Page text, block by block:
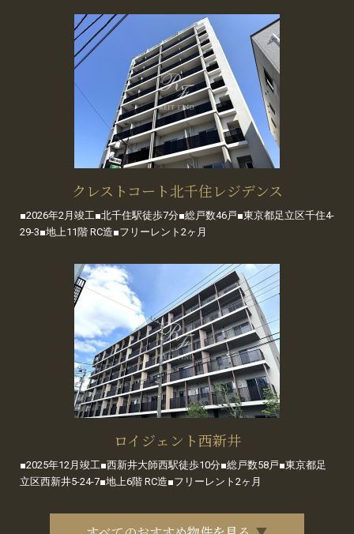
クレストコート北千住レジデンス
■2026年2月竣工■北千住駅徒歩7分■総戸数46戸■東京都足立区千住4-
29-3■地上11階 RC造■フリーレント2ヶ月
ロイジェント西新井
■2025年12月竣工■西新井大師西駅徒歩10分■総戸数58戸■東京都足
立区西新井5-24-7■地上6階 RC造■フリーレント2ヶ月